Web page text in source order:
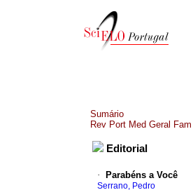
Sumário
Rev Port Med Geral
Editorial
· Parabéns a Você
Serrano, Pedro